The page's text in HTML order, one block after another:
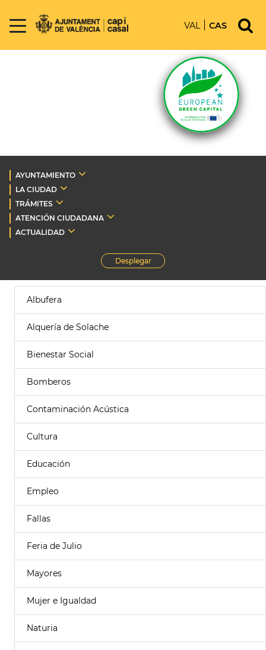
VAL CAS
AYUNTAMIENTO
LA CIUDAD
TRÁMITES
ATENCIÓN CIUDADANA
ACTUALIDAD
Desplegar
Albufera
Alquería de Solache
Bienestar Social
Bomberos
Contaminación Acústica
Cultura
Educación
Empleo
Fallas
Feria de Julio
Mayores
Mujer e Igualdad
Naturia